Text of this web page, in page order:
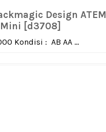
Design ATEM
Mini [d3708]
Kondisi : AB AA ...